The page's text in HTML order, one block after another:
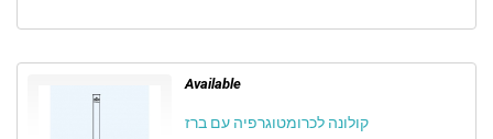
Available
קולונה לכרומטוגרפיה עם ברז